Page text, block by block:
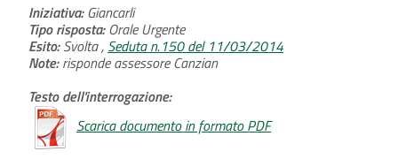
Iniziativa:Giancarli
Tipo risposta:Orale Urgente
Esito:Svolta , Seduta n.150 del 11/03/2014
Note:risponde assessore Canzian
Testo dell'interrogazione:
Scarica documento in formato PDF